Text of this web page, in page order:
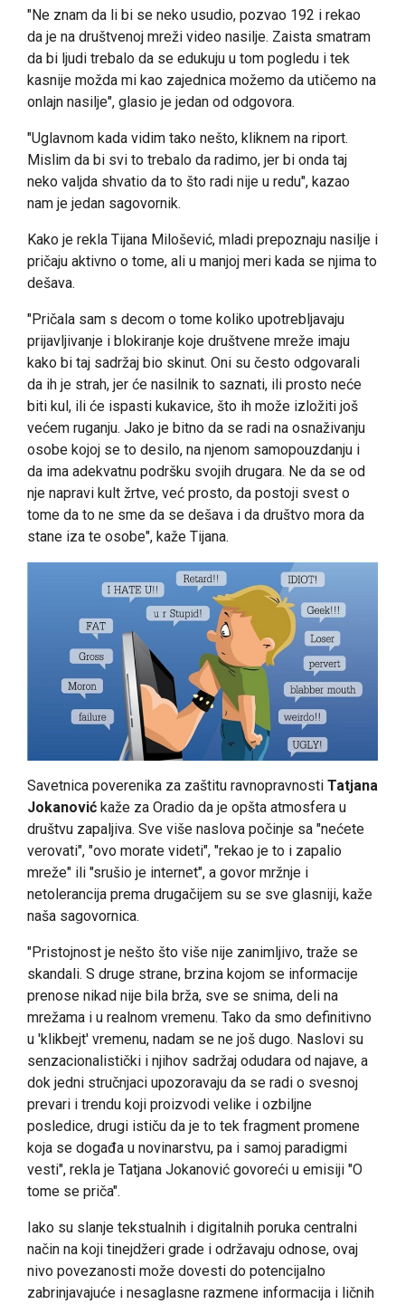
"Ne znam da li bi se neko usudio, pozvao 192 i rekao
da je na društvenoj mreži video nasilje. Zaista smatram
da bi ljudi trebalo da se edukuju u tom pogledu i tek
kasnije možda mi kao zajednica možemo da utičemo na
onlajn nasilje", glasio je jedan od odgovora.
"Uglavnom kada vidim tako nešto, kliknem na riport.
Mislim da bi svi to trebalo da radimo, jer bi onda taj
neko valjda shvatio da to što radi nije u redu", kazao
nam je jedan sagovornik.
Kako je rekla Tijana Milošević, mladi prepoznaju nasilje i
pričaju aktivno o tome, ali u manjoj meri kada se njima to
dešava.
"Pričala sam s decom o tome koliko upotrebljavaju
prijavljivanje i blokiranje koje društvene mreže imaju
kako bi taj sadržaj bio skinut. Oni su često odgovarali
da ih je strah, jer će nasilnik to saznati, ili prosto neće
biti kul, ili će ispasti kukavice, što ih može izložiti još
većem ruganju. Jako je bitno da se radi na osnaživanju
osobe kojoj se to desilo, na njenom samopouzdanju i
da ima adekvatnu podršku svojih drugara. Ne da se od
nje napravi kult žrtve, već prosto, da postoji svest o
tome da to ne sme da se dešava i da društvo mora da
stane iza te osobe", kaže Tijana.
Savetnica poverenika za zaštitu ravnopravnosti Tatjana
Jokanović kaže za Oradio da je opšta atmosfera u
društvu zapaljiva. Sve više naslova počinje sa "nećete
verovati", "ovo morate videti", "rekao je to i zapalio
mreže" ili "srušio je internet", a govor mržnje i
netolerancija prema drugačijem su se sve glasniji, kaže
naša sagovornica.
"Pristojnost je nešto što više nije zanimljivo, traže se
skandali. S druge strane, brzina kojom se informacije
prenose nikad nije bila brža, sve se snima, deli na
mrežama i u realnom vremenu. Tako da smo definitivno
u 'klikbejt' vremenu, nadam se ne još dugo. Naslovi su
senzacionalistički i njihov sadržaj odudara od najave, a
dok jedni stručnjaci upozoravaju da se radi o svesnoj
prevari i trendu koji proizvodi velike i ozbiljne
posledice, drugi ističu da je to tek fragment promene
koja se događa u novinarstvu, pa i samoj paradigmi
vesti", rekla je Tatjana Jokanović govoreći u emisiji "O
tome se priča".
Iako su slanje tekstualnih i digitalnih poruka centralni
način na koji tinejdžeri grade i održavaju odnose, ovaj
nivo povezanosti može dovesti do potencijalno
zabrinjavajuće i nesaglasne razmene informacija i ličnih